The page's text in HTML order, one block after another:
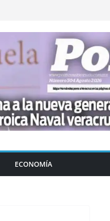
ECONOMÍA